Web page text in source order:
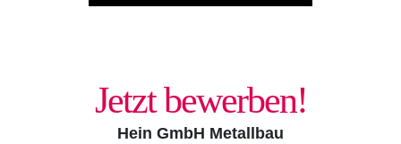
Jetzt bewerben!
Hein GmbH Metallbau